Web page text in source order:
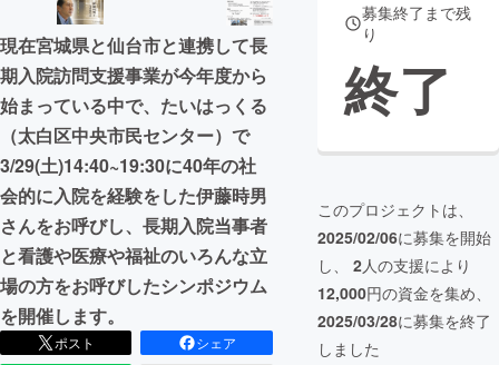
現在宮城県と仙台市と連携して長
期入院訪問支援事業が今年度から
始まっている中で、たいはっくる
（太白区中央市民センター）で
3/29(土)14:40~19:30に40年の社
会的に入院を経験をした伊藤時男
さんをお呼びし、長期入院当事者
と看護や医療や福祉のいろんな立
場の方をお呼びしたシンポジウム
を開催します。
ポスト
シェア
募集終了まで残
り
終了
このプロジェクトは、
2025/02/06に募集を開始
し、 2人の支援により
12,000円の資金を集め、
2025/03/28に募集を終了
しました